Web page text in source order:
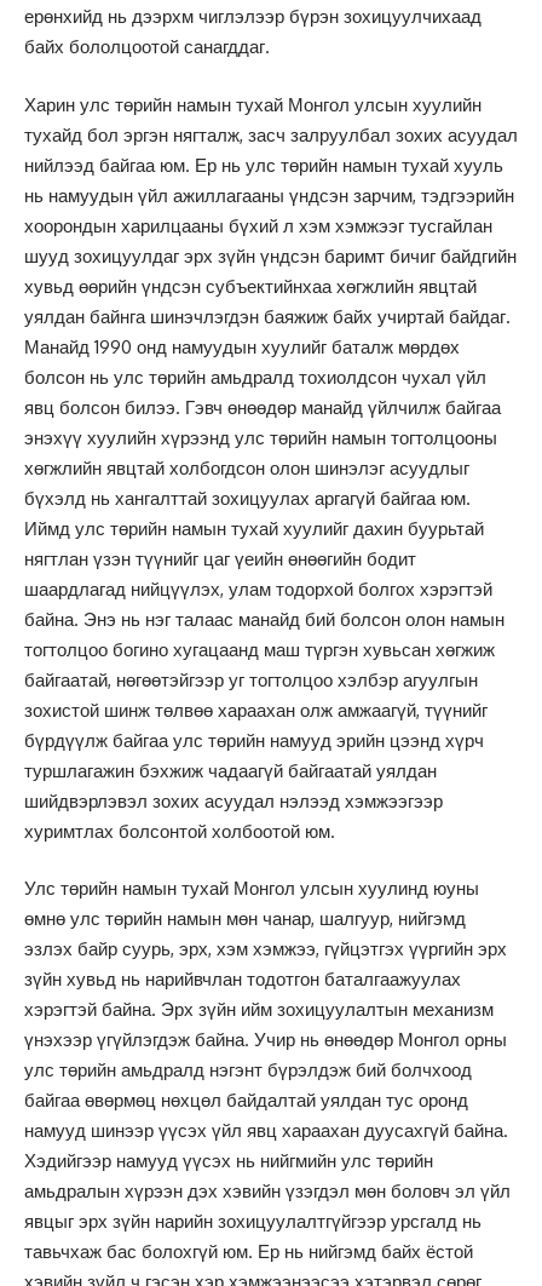
ерөнхийд нь дээрхм чиглэлээр бүрэн зохицуулчихаад
байх бололцоотой санагддаг.
Харин улс төрийн намын тухай Монгол улсын хуулийн
тухайд бол эргэн нягталж, засч залруулбал зохих асуудал
нийлээд байгаа юм. Ер нь улс төрийн намын тухай хууль
нь намуудын үйл ажиллагааны үндсэн зарчим, тэдгээрийн
хоорондын харилцааны бүхий л хэм хэмжээг тусгайлан
шууд зохицуулдаг эрх зүйн үндсэн баримт бичиг байдгийн
хувьд өөрийн үндсэн субъектийнхаа хөгжлийн явцтай
уялдан байнга шинэчлэгдэн баяжиж байх учиртай байдаг.
Манайд 1990 онд намуудын хуулийг баталж мөрдөх
болсон нь улс төрийн амьдралд тохиолдсон чухал үйл
явц болсон билээ. Гэвч өнөөдөр манайд үйлчилж байгаа
энэхүү хуулийн хүрээнд улс төрийн намын тогтолцооны
хөгжлийн явцтай холбогдсон олон шинэлэг асуудлыг
бүхэлд нь хангалттай зохицуулах аргагүй байгаа юм.
Иймд улс төрийн намын тухай хуулийг дахин буурьтай
нягтлан үзэн түүнийг цаг үеийн өнөөгийн бодит
шаардлагад нийцүүлэх, улам тодорхой болгох хэрэгтэй
байна. Энэ нь нэг талаас манайд бий болсон олон намын
тогтолцоо богино хугацаанд маш түргэн хувьсан хөгжиж
байгаатай, нөгөөтэйгээр уг тогтолцоо хэлбэр агуулгын
зохистой шинж төлвөө хараахан олж амжаагүй, түүнийг
бүрдүүлж байгаа улс төрийн намууд эрийн цээнд хүрч
туршлагажин бэхжиж чадаагүй байгаатай уялдан
шийдвэрлэвэл зохих асуудал нэлээд хэмжээгээр
хуримтлах болсонтой холбоотой юм.
Улс төрийн намын тухай Монгол улсын хуулинд юуны
өмнө улс төрийн намын мөн чанар, шалгуур, нийгэмд
эзлэх байр суурь, эрх, хэм хэмжээ, гүйцэтгэх үүргийн эрх
зүйн хувьд нь нарийвчлан тодотгон баталгаажуулах
хэрэгтэй байна. Эрх зүйн ийм зохицуулалтын механизм
үнэхээр үгүйлэгдэж байна. Учир нь өнөөдөр Монгол орны
улс төрийн амьдралд нэгэнт бүрэлдэж бий болчхоод
байгаа өвөрмөц нөхцөл байдалтай уялдан тус оронд
намууд шинээр үүсэх үйл явц хараахан дуусахгүй байна.
Хэдийгээр намууд үүсэх нь нийгмийн улс төрийн
амьдралын хүрээн дэх хэвийн үзэгдэл мөн боловч эл үйл
явцыг эрх зүйн нарийн зохицуулалтгүйгээр урсгалд нь
тавьчхаж бас болохгүй юм. Ер нь нийгэмд байх ёстой